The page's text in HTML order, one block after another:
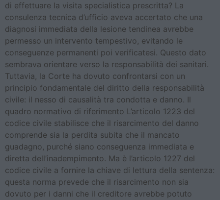
di effettuare la visita specialistica prescritta? La
consulenza tecnica d’ufficio aveva accertato che una
diagnosi immediata della lesione tendinea avrebbe
permesso un intervento tempestivo, evitando le
conseguenze permanenti poi verificatesi. Questo dato
sembrava orientare verso la responsabilità dei sanitari.
Tuttavia, la Corte ha dovuto confrontarsi con un
principio fondamentale del diritto della responsabilità
civile: il nesso di causalità tra condotta e danno. Il
quadro normativo di riferimento L’articolo 1223 del
codice civile stabilisce che il risarcimento del danno
comprende sia la perdita subita che il mancato
guadagno, purché siano conseguenza immediata e
diretta dell’inadempimento. Ma è l’articolo 1227 del
codice civile a fornire la chiave di lettura della sentenza:
questa norma prevede che il risarcimento non sia
dovuto per i danni che il creditore avrebbe potuto